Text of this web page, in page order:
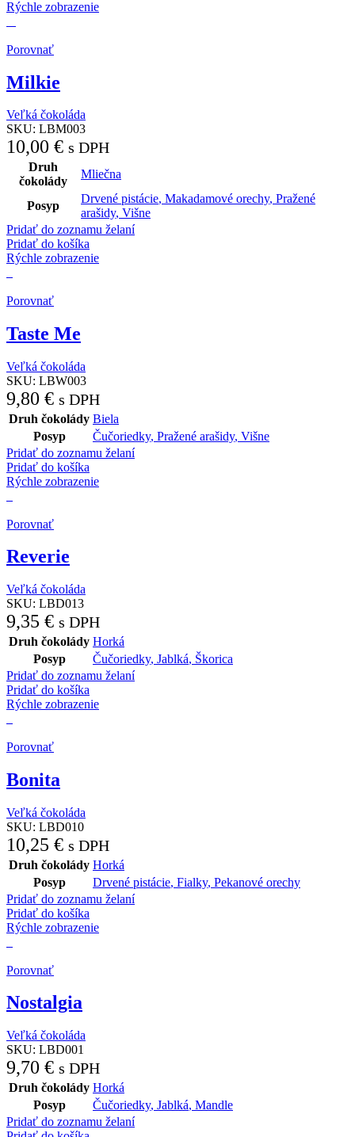
Rýchle zobrazenie
Porovnať
Milkie
Veľká čokoláda
SKU: LBM003
10,00 € s DPH
Druh
čokolády
Mliečna
Posyp
Drvené pistácie, Makadamové orechy, Pražené
arašidy, Višne
Pridať do zoznamu želaní
Pridať do košíka
Rýchle zobrazenie
Porovnať
Taste Me
Veľká čokoláda
SKU: LBW003
9,80 € s DPH
Druh čokolády Biela
Posyp
Čučoriedky, Pražené arašidy, Višne
Pridať do zoznamu želaní
Pridať do košíka
Rýchle zobrazenie
Porovnať
Reverie
Veľká čokoláda
SKU: LBD013
9,35 € s DPH
Druh čokolády Horká
Posyp
Čučoriedky, Jablká, Škorica
Pridať do zoznamu želaní
Pridať do košíka
Rýchle zobrazenie
Porovnať
Bonita
Veľká čokoláda
SKU: LBD010
10,25 € s DPH
Druh čokolády Horká
Posyp
Drvené pistácie, Fialky, Pekanové orechy
Pridať do zoznamu želaní
Pridať do košíka
Rýchle zobrazenie
Porovnať
Nostalgia
Veľká čokoláda
SKU: LBD001
9,70 € s DPH
Druh čokolády Horká
Posyp
Čučoriedky, Jablká, Mandle
Pridať do zoznamu želaní